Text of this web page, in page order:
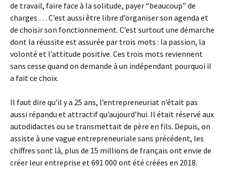
de travail, faire face à la solitude, payer “beaucoup” de
charges … C’est aussi être libre d’organiser son agenda et
de choisir son fonctionnement. C’est surtout une démarche
dont la réussite est assurée par trois mots : la passion, la
volonté et l’attitude positive. Ces trois mots reviennent
sans cesse quand on demande à un indépendant pourquoi il
a fait ce choix.
Il faut dire qu’il y a 25 ans, l’entrepreneuriat n’était pas
aussi répandu et attractif qu’aujourd’hui. Il était réservé aux
autodidactes ou se transmettait de père en fils. Depuis, on
assiste à une vague entrepreneuriale sans précédent, les
chiffres sont là, plus de 15 millions de français ont envie de
créer leur entreprise et 691 000 ont été créées en 2018.